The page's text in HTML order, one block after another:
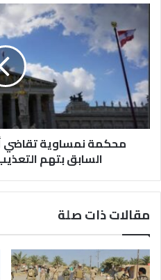
محكمة
نمساوية
تقاضي
أحد
رموز
النظام
السوري
السابق
بتهم
التعذيبمحكمة نمساوية تقاضي
السابق بتهم
مقالات ذات صلة